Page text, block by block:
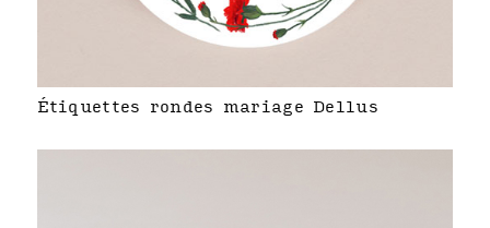
Étiquettes rondes mariage Dellus